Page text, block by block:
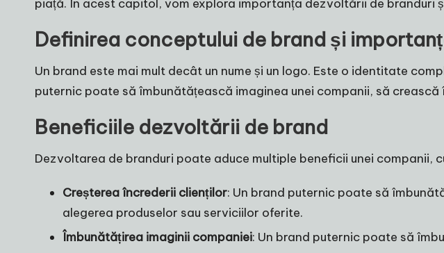
piață. În acest capitol, vom explora importanța dezvoltării de branduri
Definirea conceptului de brand și
Un brand este mai mult decât un nume și un logo. Este o identitate
puternic poate să îmbunătățească imaginea unei companii, să
Beneficiile dezvoltării de brand
Dezvoltarea de branduri poate aduce multiple beneficii unei companii,
Creșterea încrederii clienților: Un brand puternic poate să
alegerea produselor sau serviciilor oferite.
Îmbunătățirea imaginii companiei: Un brand puternic poate să